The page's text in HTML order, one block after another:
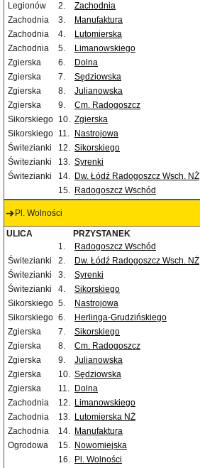
Legionów
2. Zachodnia
Zachodnia
3. Manufaktura
Zachodnia
4. Lutomierska
Zachodnia
5. Limanowskiego
Zgierska
6. Dolna
Zgierska
7. Sędziowska
Zgierska
8. Julianowska
Zgierska
9. Cm. Radogoszcz
Sikorskiego 10. Zgierska
Sikorskiego 11. Nastrojowa
Świtezianki
12. Sikorskiego
Świtezianki
13. Syrenki
Świtezianki
14. Dw. Łódź Radogoszcz Wsch. NŻ
15. Radogoszcz Wschód
Pl. Wolności
ULICA PRZYSTANEK
1.
Radogoszcz Wschód
Świtezianki
2. Dw. Łódź Radogoszcz Wsch. NŻ
Świtezianki
3. Syrenki
Świtezianki
4. Sikorskiego
Sikorskiego 5. Nastrojowa
Sikorskiego 6. Herlinga-Grudzińskiego
Zgierska
7. Sikorskiego
Zgierska
8. Cm. Radogoszcz
Zgierska
9. Julianowska
Zgierska
10. Sędziowska
Zgierska
11. Dolna
Zachodnia
12. Limanowskiego
Zachodnia
13. Lutomierska NŻ
Zachodnia
14. Manufaktura
Ogrodowa
15. Nowomiejska
16. Pl. Wolności